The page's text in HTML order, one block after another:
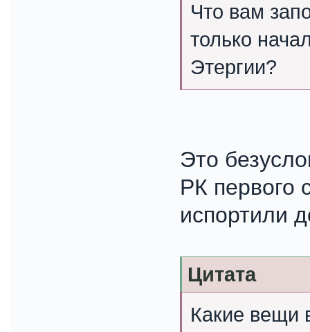
Что вам
только
Этергии?
Это
РК первого
испортили
Цитата
Какие вещи